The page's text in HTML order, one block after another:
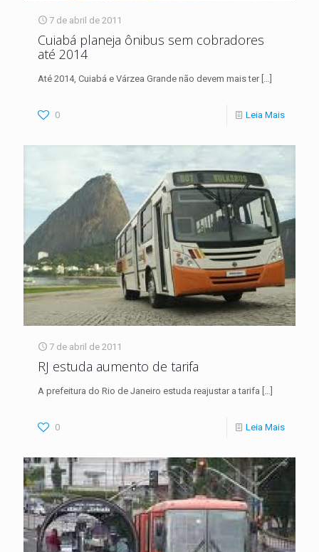
7 de abril de 2011
Cuiabá planeja ônibus sem cobradores
até 2014
Até 2014, Cuiabá e Várzea Grande não devem mais ter[…]
0 Leia Mais
7 de abril de 2011
RJ estuda aumento de tarifa
A prefeitura do Rio de Janeiro estuda reajustar a tarifa
0 Leia Mais